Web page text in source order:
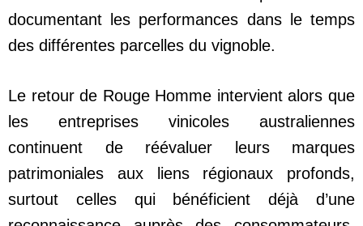
documentant les performances dans le temps
des différentes parcelles du vignoble.
Le retour de Rouge Homme intervient alors que
les entreprises vinicoles australiennes
continuent de réévaluer leurs marques
patrimoniales aux liens régionaux profonds,
surtout celles qui bénéficient déjà d’une